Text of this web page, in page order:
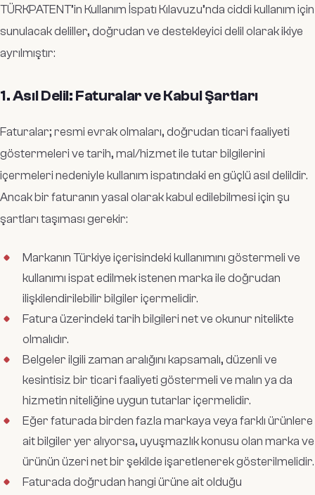
TÜRKPATENT’in Kullanım İspatı Kılavuzu’nda ciddi kullanım için
sunulacak deliller, doğrudan ve destekleyici delil olarak ikiye
ayrılmıştır:
1. Asıl Delil: Faturalar ve Kabul Şartları
Faturalar; resmi evrak olmaları, doğrudan ticari faaliyeti
göstermeleri ve tarih, mal/hizmet ile tutar bilgilerini
içermeleri nedeniyle kullanım ispatındaki en güçlü asıl delildir.
Ancak bir faturanın yasal olarak kabul edilebilmesi için şu
şartları taşıması gerekir:
Markanın Türkiye içerisindeki kullanımını göstermeli ve
kullanımı ispat edilmek istenen marka ile doğrudan
ilişkilendirilebilir bilgiler içermelidir.
Fatura üzerindeki tarih bilgileri net ve okunur nitelikte
olmalıdır.
Belgeler ilgili zaman aralığını kapsamalı, düzenli ve
kesintisiz bir ticari faaliyeti göstermeli ve malın ya da
hizmetin niteliğine uygun tutarlar içermelidir.
Eğer faturada birden fazla markaya veya farklı ürünlere
ait bilgiler yer alıyorsa, uyuşmazlık konusu olan marka ve
ürünün üzeri net bir şekilde işaretlenerek gösterilmelidir.
Faturada doğrudan hangi ürüne ait olduğu